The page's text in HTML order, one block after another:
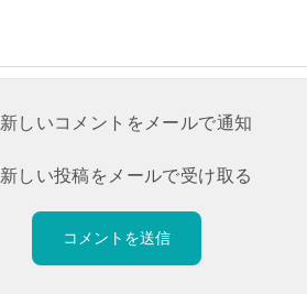
新しいコメントをメールで通知
新しい投稿をメールで受け取る